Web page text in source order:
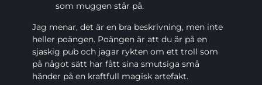
som muggen står på.
Jag menar, det är en bra beskrivning, men inte
heller poängen. Poängen är att du är på en
sjaskig pub och jagar rykten om ett troll som
på något sätt har fått sina smutsiga små
händer på en kraftfull magisk artefakt.